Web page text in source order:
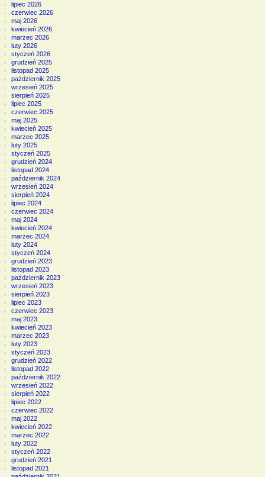
lipiec 2026
czerwiec 2026
maj 2026
kwiecień 2026
marzec 2026
luty 2026
styczeń 2026
grudzień 2025
listopad 2025
październik 2025
wrzesień 2025
sierpień 2025
lipiec 2025
czerwiec 2025
maj 2025
kwiecień 2025
marzec 2025
luty 2025
styczeń 2025
grudzień 2024
listopad 2024
październik 2024
wrzesień 2024
sierpień 2024
lipiec 2024
czerwiec 2024
maj 2024
kwiecień 2024
marzec 2024
luty 2024
styczeń 2024
grudzień 2023
listopad 2023
październik 2023
wrzesień 2023
sierpień 2023
lipiec 2023
czerwiec 2023
maj 2023
kwiecień 2023
marzec 2023
luty 2023
styczeń 2023
grudzień 2022
listopad 2022
październik 2022
wrzesień 2022
sierpień 2022
lipiec 2022
czerwiec 2022
maj 2022
kwiecień 2022
marzec 2022
luty 2022
styczeń 2022
grudzień 2021
listopad 2021